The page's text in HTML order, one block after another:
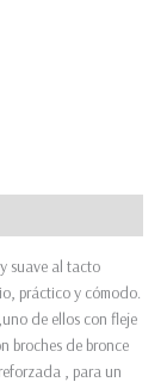
suave al tacto
práctico y cómodo.
de ellos con fleje
broches de bronce
, para un